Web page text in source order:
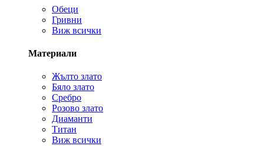
Обеци
Гривни
Виж всички
Материали
Жълто злато
Бяло злато
Сребро
Розово злато
Диаманти
Титан
Виж всички